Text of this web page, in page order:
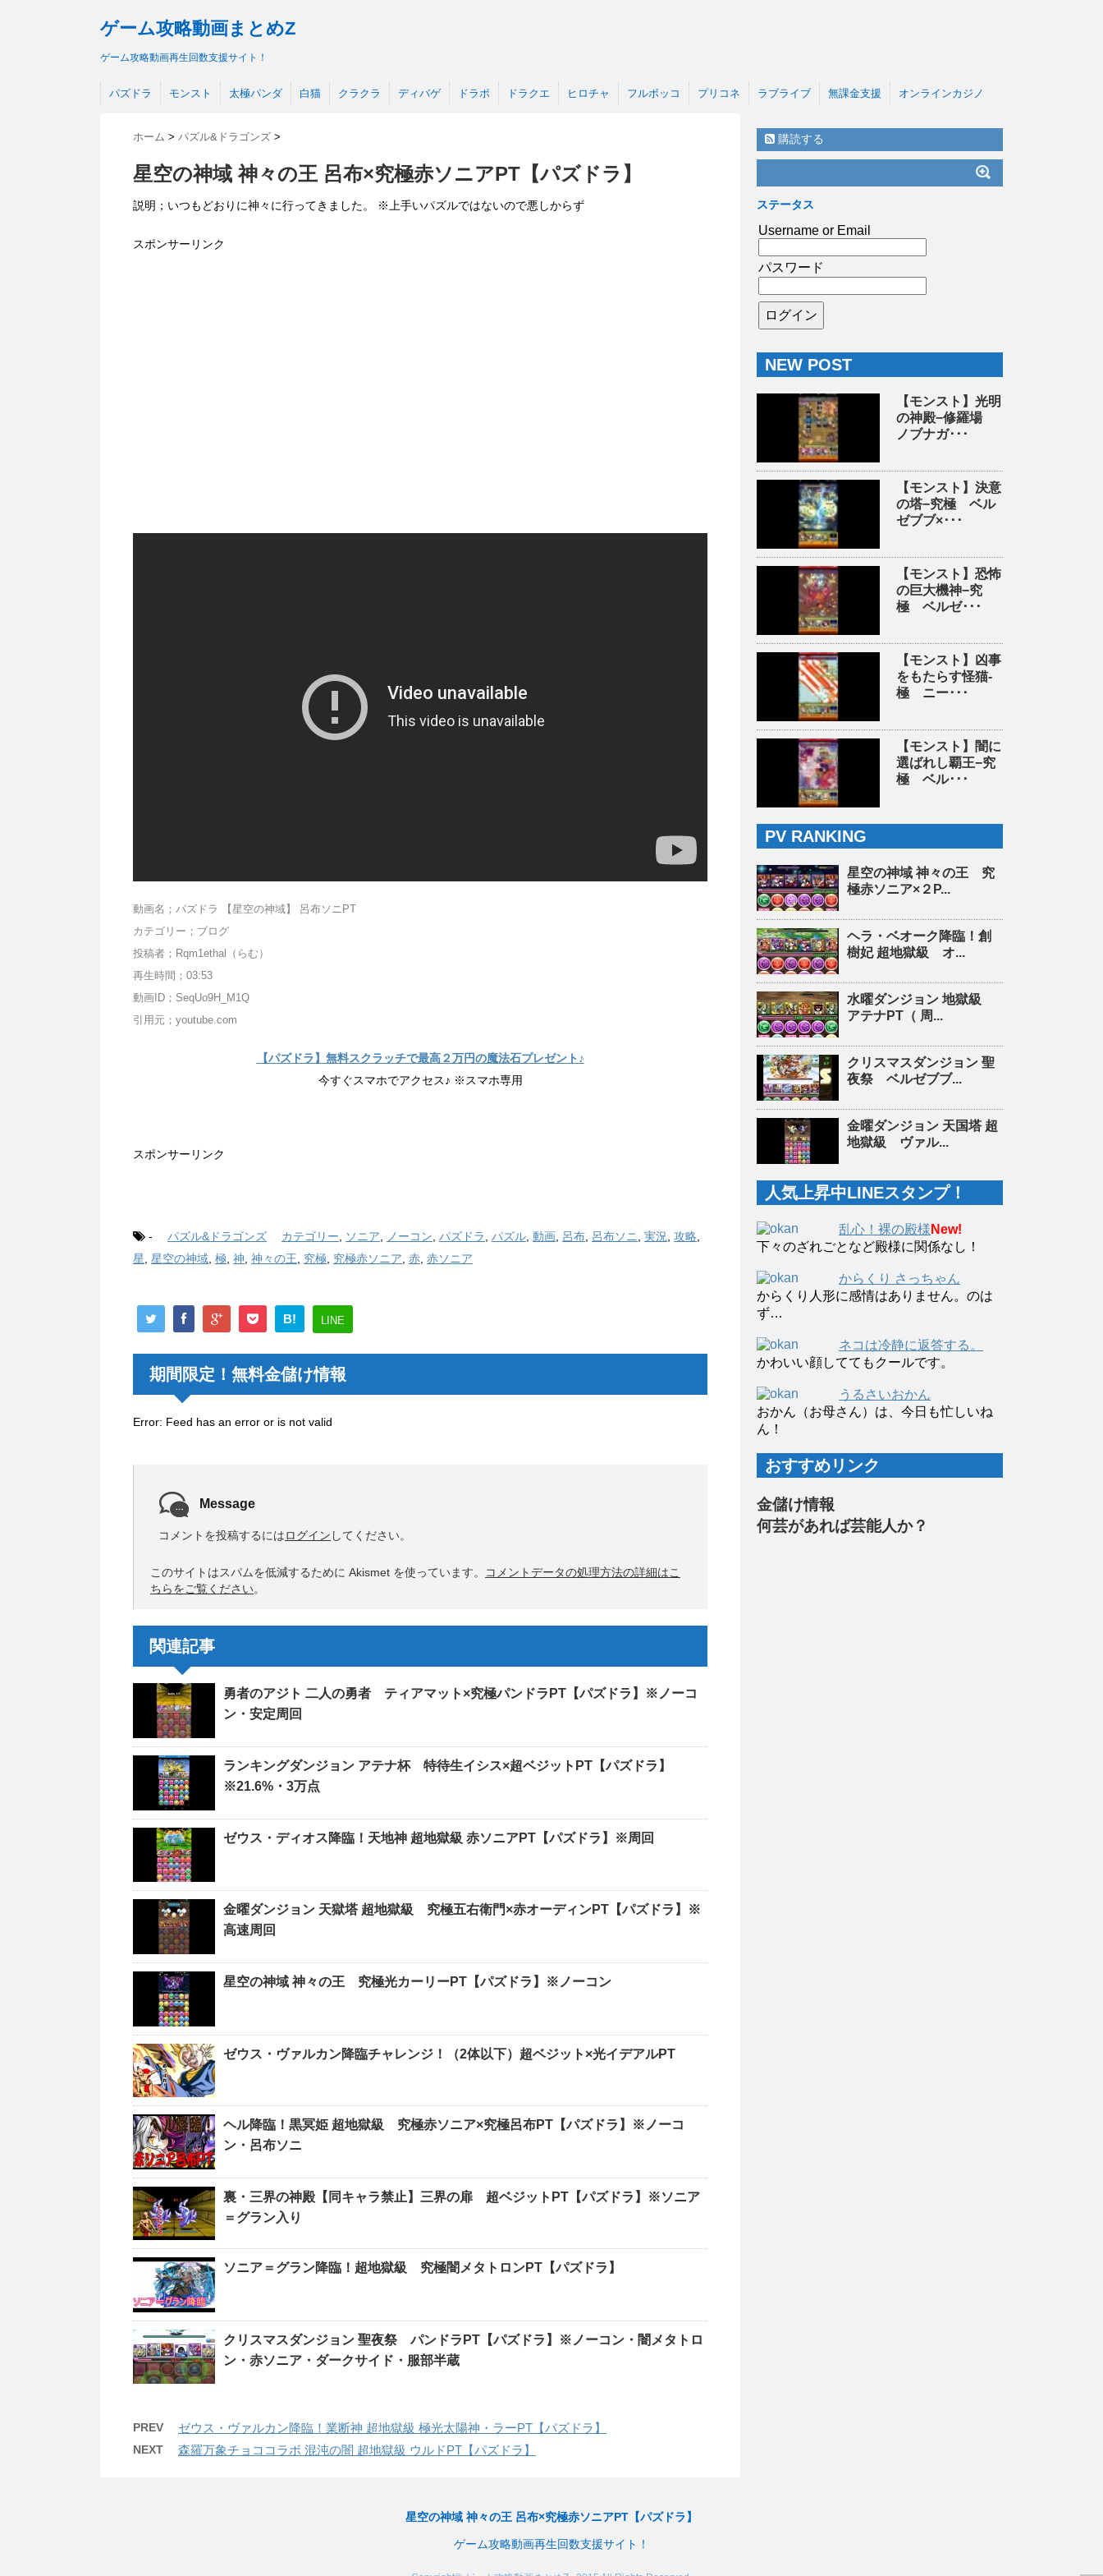
ゲーム攻略動画まとめZ
ゲーム攻略動画再生回数支援サイト！
パズドラ モンスト 太極パンダ 白猫 クラクラ ディバゲ ドラポ ドラクエ ヒロチャ フルボッコ プリコネ ラブライブ 無課金支援 オンラインカジノ
ホーム > パズル&ドラゴンズ >
星空の神域 神々の王 呂布×究極赤ソニアPT【パズドラ】
説明；いつもどおりに神々に行ってきました。 ※上手いパズルではないので悪しからず
スポンサーリンク
動画名；パズドラ 【星空の神域】 呂布ソニPT
カテゴリー；ブログ
投稿者；Rqm1ethal（らむ）
再生時間；03:53
動画ID；SeqUo9H_M1Q
引用元；youtube.com
【パズドラ】無料スクラッチで最高２万円の魔法石プレゼント♪
今すぐスマホでアクセス♪ ※スマホ専用
スポンサーリンク
- パズル&ドラゴンズ カテゴリー ソニア ノーコン パズドラ パズル 動画 呂布 呂布ソニ 実況 攻略
星 星空の神域 極 神 神々の王 究極 究極赤ソニア 赤 赤ソニア
B! LINE
期間限定！無料金儲け情報
Error: Feed has an error or is not valid
Message
コメントを投稿するにはログイン してください。
このサイトはスパムを低減するために Akismet を使っています。
コメントデータの処理方法の詳細はこ
ちらをご覧ください。
関連記事
勇者のアジト 二人の勇者 ティアマット×究極パンドラPT【パズドラ】※ノーコ
ン・安定周回
ランキングダンジョン アテナ杯 特待生イシス×超ベジットPT【パズドラ】
※21.6%・3万点
ゼウス・ディオス降臨！天地神 超地獄級 赤ソニアPT【パズドラ】※周回
金曜ダンジョン 天獄塔 超地獄級 究極五右衛門×赤オーディンPT【パズドラ】※
高速周回
星空の神域 神々の王 究極光カーリーPT【パズドラ】※ノーコン
ゼウス・ヴァルカン降臨チャレンジ！（2体以下）超ベジット×光イデアルPT
ヘル降臨！黒冥姫 超地獄級 究極赤ソニア×究極呂布PT【パズドラ】※ノーコ
ン・呂布ソニ
裏・三界の神殿【同キャラ禁止】三界の扉 超ベジットPT【パズドラ】※ソニア
＝グラン入り
ソニア＝グラン降臨！超地獄級 究極闇メタトロンPT【パズドラ】
クリスマスダンジョン 聖夜祭 パンドラPT【パズドラ】※ノーコン・闇メタトロ
ン・赤ソニア・ダークサイド・服部半蔵
PREV ゼウス・ヴァルカン降臨！業断神 超地獄級 極光太陽神・ラーPT【パズドラ】
NEXT 森羅万象チョココラボ 混沌の闇 超地獄級 ウルドPT【パズドラ】
購読する
ステータス
Username or Email
パスワード
NEW POST
【モンスト】光明
の神殿−修羅場
ノブナガ･･･
【モンスト】決意
の塔−究極 ベル
ゼブブ×･･･
【モンスト】恐怖
の巨大機神−究
極 ベルゼ･･･
【モンスト】凶事
をもたらす怪猫-
極 ニー･･･
【モンスト】闇に
選ばれし覇王−究
極 ベル･･･
PV RANKING
星空の神域 神々の王 究
極赤ソニア×２P...
ヘラ・ベオーク降臨！創
樹妃 超地獄級 オ...
水曜ダンジョン 地獄級
アテナPT（ 周...
クリスマスダンジョン 聖
夜祭 ベルゼブブ...
金曜ダンジョン 天国塔 超
地獄級 ヴァル...
人気上昇中LINEスタンプ！
乱心！裸の殿様 New!
下々のざれごとなど殿様に関係なし！
からくり さっちゃん
からくり人形に感情はありません。のは
ず…
ネコは冷静に返答する。
かわいい顔しててもクールです。
うるさいおかん
おかん（お母さん）は、今日も忙しいね
ん！
おすすめリンク
金儲け情報
何芸があれば芸能人か？
星空の神域 神々の王 呂布×究極赤ソニアPT【パズドラ】
ゲーム攻略動画再生回数支援サイト！